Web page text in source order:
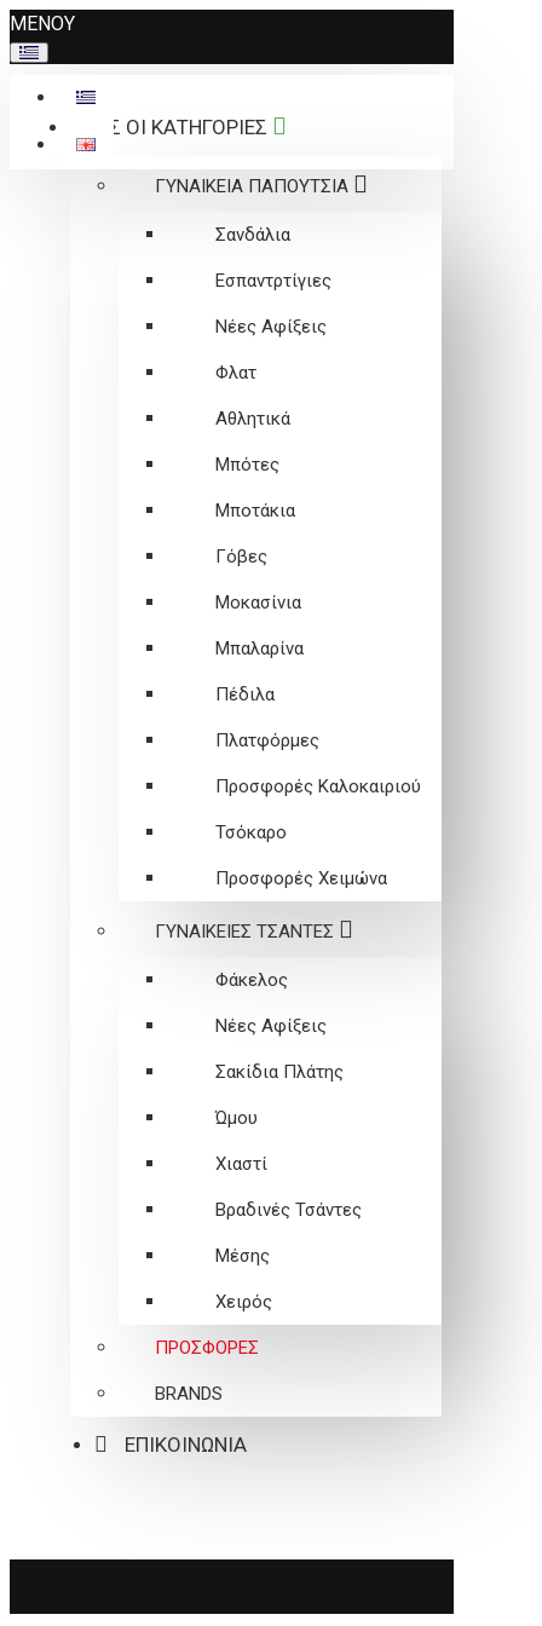
Σημείωση:
Αυτός
ο
ιστότοπος
περιλαμβάνει
ΜΕΝΟΥ
ΟΛΕΣ ΟΙ ΚΑΤΗΓΟΡΙΕΣ
ΓΥΝΑΙΚΕΙΑ ΠΑΠΟΥΤΣΙΑ
Σανδάλια
Εσπαντρτίγιες
Νέες Αφίξεις
Φλατ
Αθλητικά
Μπότες
Μποτάκια
Γόβες
Μοκασίνια
Μπαλαρίνα
Πέδιλα
Πλατφόρμες
Προσφορές Καλοκαιριού
Τσόκαρο
Προσφορές Χειμώνα
ΓΥΝΑΙΚΕΙEΣ ΤΣΑΝΤΕΣ
Φάκελος
Νέες Αφίξεις
Σακίδια Πλάτης
Ώμου
Χιαστί
Βραδινές Τσάντες
Μέσης
Χειρός
ΠΡΟΣΦΟΡΕΣ
BRANDS
ΕΠΙΚΟΙΝΩΝΙΑ